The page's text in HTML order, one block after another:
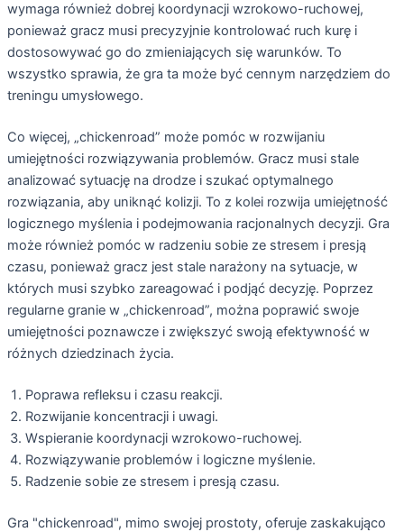
wymaga również dobrej koordynacji wzrokowo-ruchowej,
ponieważ gracz musi precyzyjnie kontrolować ruch kurę i
dostosowywać go do zmieniających się warunków. To
wszystko sprawia, że gra ta może być cennym narzędziem do
treningu umysłowego.
Co więcej, „chickenroad” może pomóc w rozwijaniu
umiejętności rozwiązywania problemów. Gracz musi stale
analizować sytuację na drodze i szukać optymalnego
rozwiązania, aby uniknąć kolizji. To z kolei rozwija umiejętność
logicznego myślenia i podejmowania racjonalnych decyzji. Gra
może również pomóc w radzeniu sobie ze stresem i presją
czasu, ponieważ gracz jest stale narażony na sytuacje, w
których musi szybko zareagować i podjąć decyzję. Poprzez
regularne granie w „chickenroad”, można poprawić swoje
umiejętności poznawcze i zwiększyć swoją efektywność w
różnych dziedzinach życia.
Poprawa refleksu i czasu reakcji.
Rozwijanie koncentracji i uwagi.
Wspieranie koordynacji wzrokowo-ruchowej.
Rozwiązywanie problemów i logiczne myślenie.
Radzenie sobie ze stresem i presją czasu.
Gra "chickenroad", mimo swojej prostoty, oferuje zaskakująco